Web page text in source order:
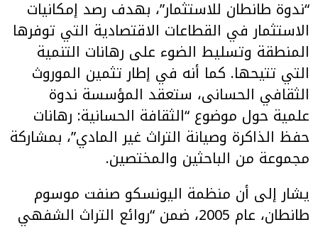
“ندوة طانطان للاستثمار”، بهدف رصد إمكانيات
الاستثمار في القطاعات الاقتصادية التي توفرها
المنطقة وتسليط الضوء على رهانات التنمية
التي تتيحها. كما أنه في إطار تثمين الموروث
الثقافي الحسانى، ستعقد المؤسسة ندوة
علمية حول موضوع “الثقافة الحسانية: رهانات
حفظ الذاكرة وصيانة التراث غير المادي”، بمشاركة
مجموعة من الباحثين والمختصين.
يشار إلى أن منظمة اليونسكو صنفت موسوم
طانطان، عام 2005، ضمن “روائع التراث الشفهي